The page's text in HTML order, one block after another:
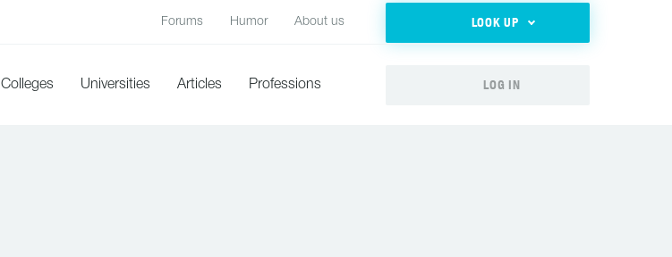
Forums Humor About us LOOK UP
Colleges Universities Articles Professions LOG IN